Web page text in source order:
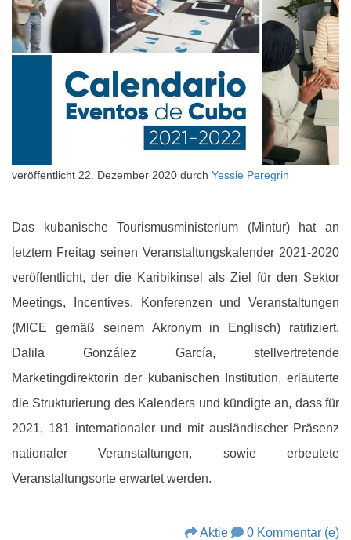
veröffentlicht 22. Dezember 2020 durch Yessie Peregrin
Das kubanische Tourismusministerium (Mintur) hat an
letztem Freitag seinen Veranstaltungskalender 2021-2020
veröffentlicht, der die Karibikinsel als Ziel für den Sektor
Meetings, Incentives, Konferenzen und Veranstaltungen
(MICE gemäß seinem Akronym in Englisch) ratifiziert.
Dalila González García, stellvertretende
Marketingdirektorin der kubanischen Institution, erläuterte
die Strukturierung des Kalenders und kündigte an, dass für
2021, 181 internationaler und mit ausländischer Präsenz
nationaler Veranstaltungen, sowie erbeutete
Veranstaltungsorte erwartet werden.
Aktie 0 Kommentar (e)